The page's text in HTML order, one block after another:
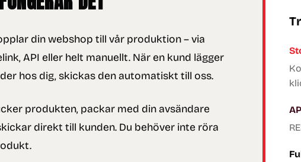
din webshop till vår produktion – via
API eller helt manuellt. När en kund lägger
hos dig, skickas den automatiskt till oss.
produkten, packar med din avsändare
direkt till kunden. Du behöver inte röra